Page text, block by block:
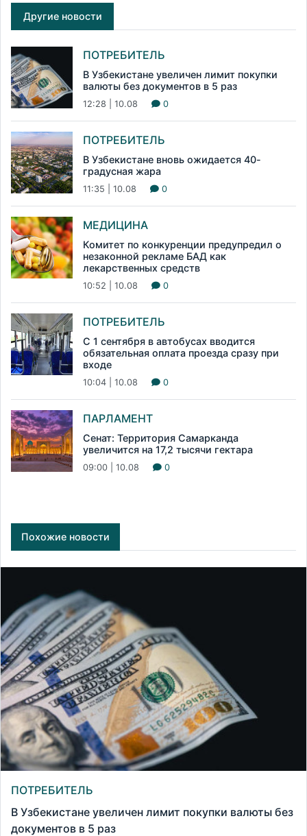
Другие новости
ПОТРЕБИТЕЛЬ
В Узбекистане увеличен лимит покупки
валюты без документов в 5 раз
12:28 | 10.08 0
ПОТРЕБИТЕЛЬ
В Узбекистане вновь ожидается 40-
градусная жара
11:35 | 10.08 0
МЕДИЦИНА
Комитет по конкуренции предупредил о
незаконной рекламе БАД как
лекарственных средств
10:52 | 10.08 0
ПОТРЕБИТЕЛЬ
С 1 сентября в автобусах вводится
обязательная оплата проезда сразу при
входе
10:04 | 10.08 0
ПАРЛАМЕНТ
Сенат: Территория Самарканда
увеличится на 17,2 тысячи гектара
09:00 | 10.08 0
Похожие новости
ПОТРЕБИТЕЛЬ
В Узбекистане увеличен лимит покупки валюты без
документов в 5 раз